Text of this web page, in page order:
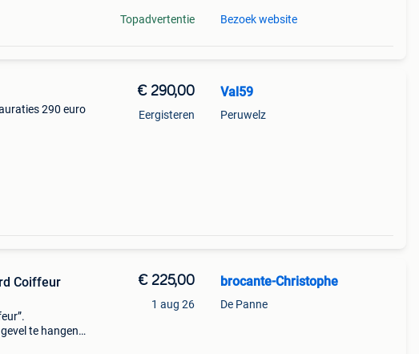
Topadvertentie Bezoek website
290 euro
€ 290,00
Eergisteren
Val59
Peruwelz
Coiffeur
te hangen.
€ 225,00
1 aug 26
brocante-Christophe
De Panne